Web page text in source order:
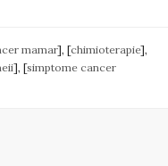
mamar], [chimioterapie],
], [simptome cancer